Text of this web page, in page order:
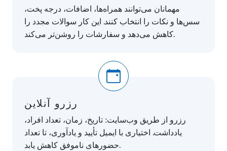
مهمانان می‌توانند همراه‌ها، اضافات، درجه پخت،
سس‌ها و نکات را انتخاب کنند. این کار سوالات مجدد را
کاهش می‌دهد و سفارشات را روشن‌تر می‌کند.
رزرو آنلاین
رزرو از طریق وب‌سایت: تاریخ، زمان، تعداد افراد،
یادداشت. اختیاری با ایمیل تأیید و یادآوری، تا تعداد
حضورهای ناموفق کاهش یابد.